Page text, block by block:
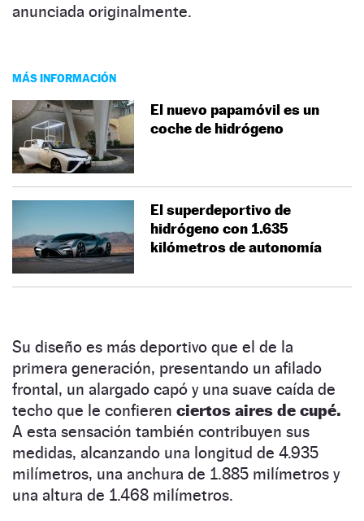
anunciada originalmente.
MÁS INFORMACIÓN
El nuevo papamóvil es un
coche de hidrógeno
El superdeportivo de
hidrógeno con 1.635
kilómetros de autonomía
Su diseño es más deportivo que el de la
primera generación, presentando un afilado
frontal, un alargado capó y una suave caída de
techo que le confieren ciertos aires de cupé.
A esta sensación también contribuyen sus
medidas, alcanzando una longitud de 4.935
milímetros, una anchura de 1.885 milímetros y
una altura de 1.468 milímetros.